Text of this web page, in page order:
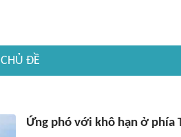
CHỦ ĐỀ
Ứng phó với khô hạn ở phía